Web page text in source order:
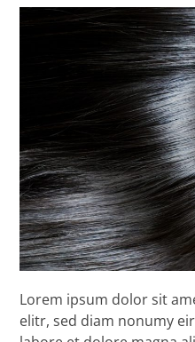
Lorem ipsum dolor sit
elitr, sed diam nonumy